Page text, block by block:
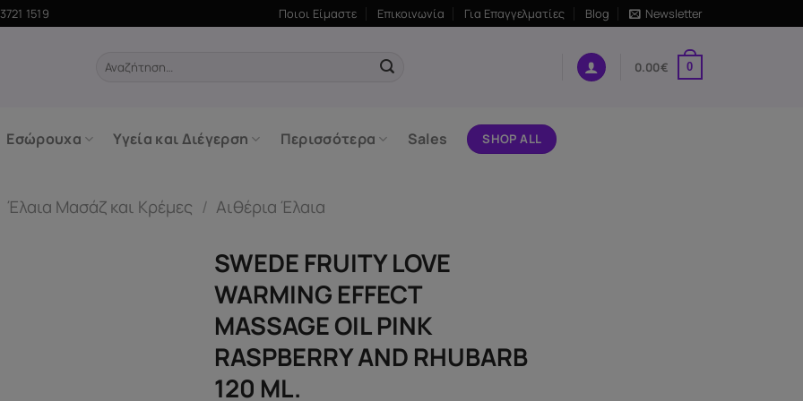
1519 Ποιοι Είμαστε Επικοινωνία Για Επαγγελματίες Blog Newsletter
Αναζήτηση
0.00€ 0
Εσώρουχα Υγεία και Διέγερση Περισσότερα Sales SHOP ALL
Έλαια Μασάζ και Κρέμες / Αιθέρια Έλαια
SWEDE FRUITY LOVE
WARMING EFFECT
MASSAGE OIL PINK
RASPBERRY AND RHUBARB
120 ML.